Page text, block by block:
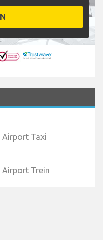
Airport Taxi
Airport Trein